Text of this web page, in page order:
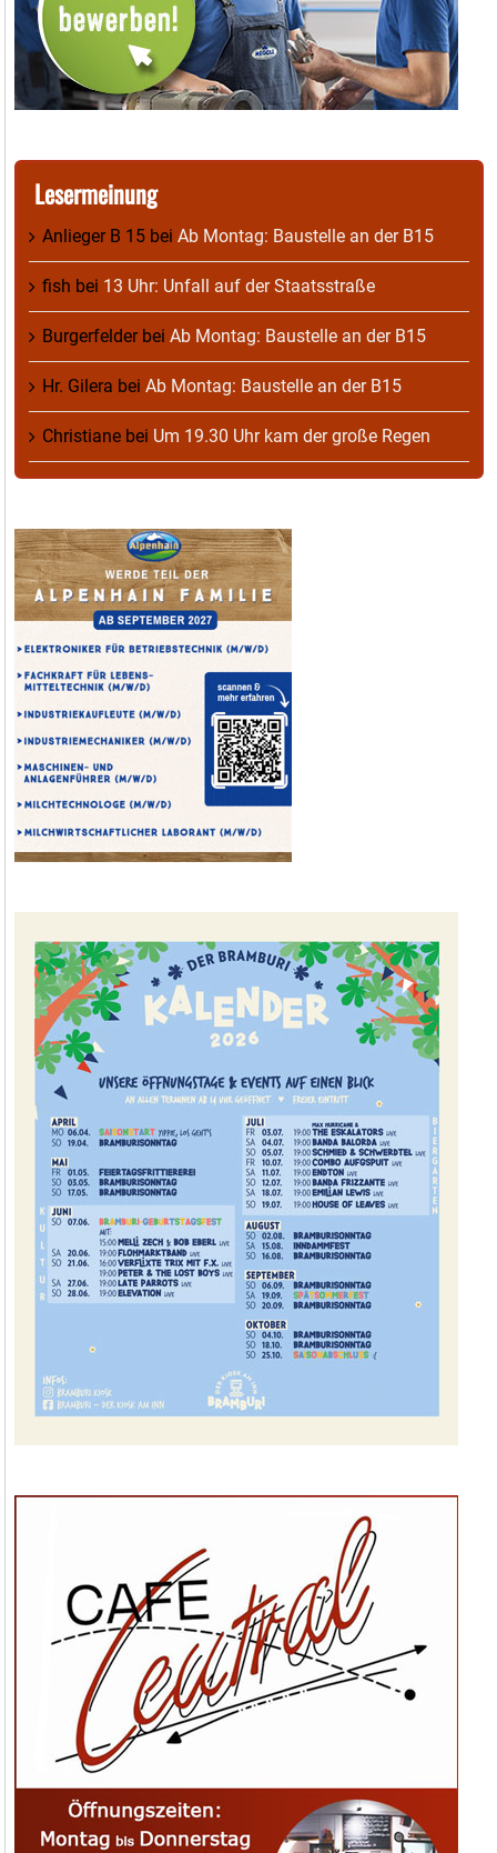
Lesermeinung
Anlieger B 15 bei Ab Montag: Baustelle an der B15
fish bei 13 Uhr: Unfall auf der Staatsstraße
Burgerfelderbei Ab Montag: Baustelle an der B15
Hr. Gilera bei Ab Montag: Baustelle an der B15
Christiane bei Um 19.30 Uhr kam der große Regen